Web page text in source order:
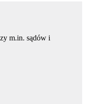
m.in. sądów i